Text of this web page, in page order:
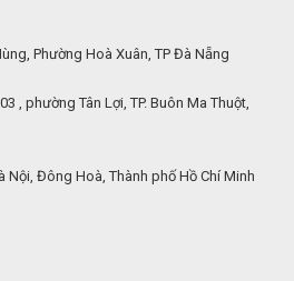
Phường Hoà Xuân, TP Đà Nẵng
, phường Tân Lợi, TP. Buôn Ma Thuột,
Nội, Đông Hoà, Thành phố Hồ Chí Minh